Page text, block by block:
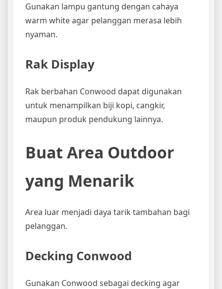
Gunakan lampu gantung dengan cahaya
warm white agar pelanggan merasa lebih
nyaman.
Rak Display
Rak berbahan Conwood dapat digunakan
untuk menampilkan biji kopi, cangkir,
maupun produk pendukung lainnya.
Buat Area Outdoor
yang Menarik
Area luar menjadi daya tarik tambahan bagi
pelanggan.
Decking Conwood
Gunakan Conwood sebagai decking agar